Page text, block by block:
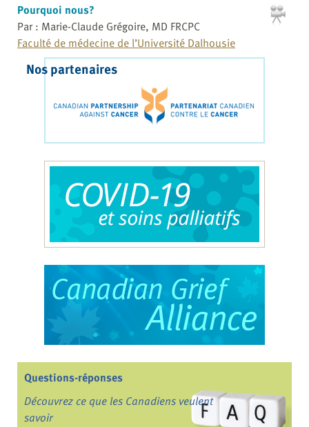
Pourquoi nous?
Par : Marie-Claude Grégoire, MD FRCPC
Faculté de médecine de l’Université Dalhousie
Nos partenaires
Questions-réponses
Découvrez ce que les Canadiens veulent
savoir